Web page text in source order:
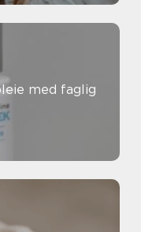
med faglig